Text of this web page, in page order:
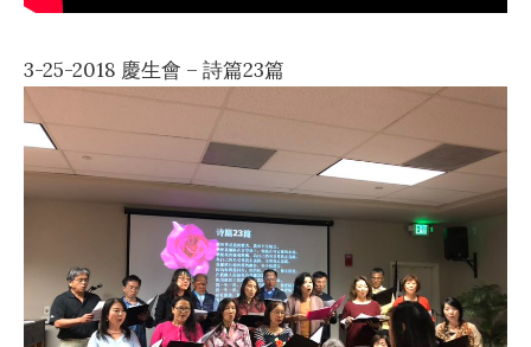
3-25-2018 慶生會 – 詩篇23篇